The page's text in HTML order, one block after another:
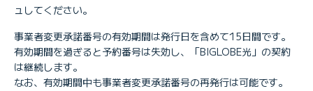
ュしてください。
事業者変更承諾番号の有効期間は発行日を含めて15日間です。
有効期間を過ぎると予約番号は失効し、「BIGLOBE光」の契約
は継続します。
なお、有効期間中も事業者変更承諾番号の再発行は可能です。